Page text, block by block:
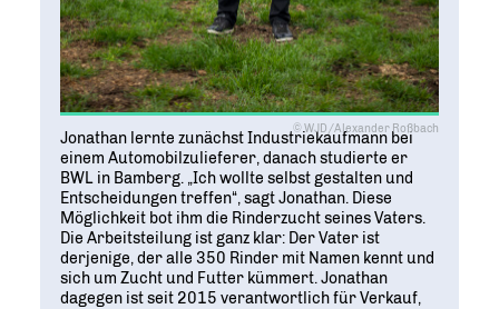
© WJD/Alexander Roßbach
Jonathan lernte zunächst Industriekaufmann bei
einem Automobilzulieferer, danach studierte er
BWL in Bamberg. „Ich wollte selbst gestalten und
Entscheidungen treffen“, sagt Jonathan. Diese
Möglichkeit bot ihm die Rinderzucht seines Vaters.
Die Arbeitsteilung ist ganz klar: Der Vater ist
derjenige, der alle 350 Rinder mit Namen kennt und
sich um Zucht und Futter kümmert. Jonathan
dagegen ist seit 2015 verantwortlich für Verkauf,